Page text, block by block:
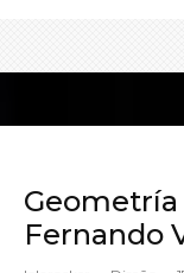
Fernando